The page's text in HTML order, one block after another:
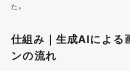
た。
仕組み｜生成AIによる
ンの流れ